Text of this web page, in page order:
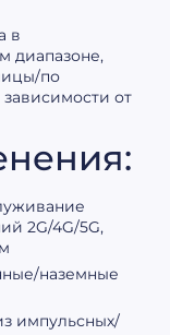
в
диапазоне,
по
от
2G/4G/5G,
наземные
импульсных/